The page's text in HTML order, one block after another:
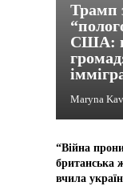
Трамп
США:
Maryna
“Війна
британська
вчила